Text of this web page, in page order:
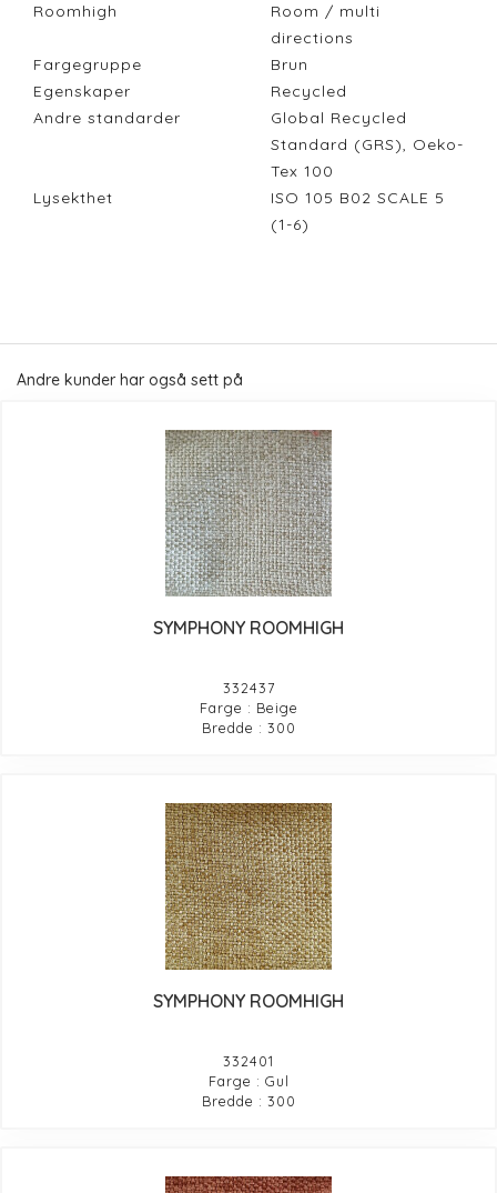
Roomhigh
Room / multi
directions
Fargegruppe
Brun
Egenskaper
Recycled
Andre standarder
Global Recycled
Standard (GRS), Oeko-
Tex 100
Lysekthet
ISO 105 B02 SCALE 5
(1-6)
Andre kunder har også sett på
SYMPHONY ROOMHIGH
332437
Farge : Beige
Bredde : 300
SYMPHONY ROOMHIGH
332401
Farge : Gul
Bredde : 300